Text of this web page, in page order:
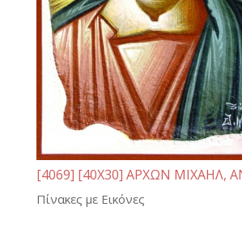
[4069] [40Χ30] ΑΡΧΩΝ ΜΙΧΑΗΛ,
Πίνακες με Εικόνες